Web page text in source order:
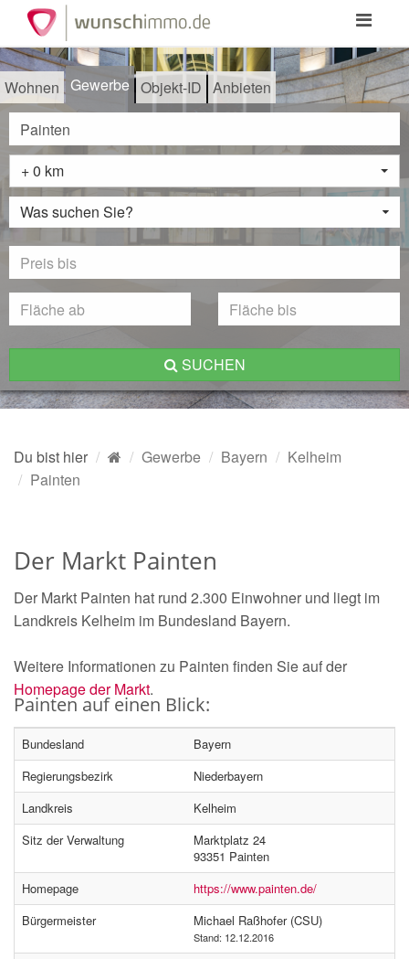
Toggle
Wohnen Gewerbe Objekt-ID Anbieten
+ 0 km
Was suchen Sie?
SUCHEN
Du bist hier Gewerbe Bayern
Kelheim
Painten
Der Markt Painten
Der Markt Painten hat rund 2.300 Einwohner und liegt im
Landkreis Kelheim im Bundesland Bayern.
Weitere Informationen zu Painten finden Sie auf der
Homepage der Markt.
Painten auf einen Blick:
Bundesland
Bayern
Regierungsbezirk
Niederbayern
Landkreis
Kelheim
Sitz der Verwaltung
Marktplatz 24
93351 Painten
Homepage
https://www.painten.de/
Bürgermeister
Michael Raßhofer (CSU)
Stand: 12.12.2016